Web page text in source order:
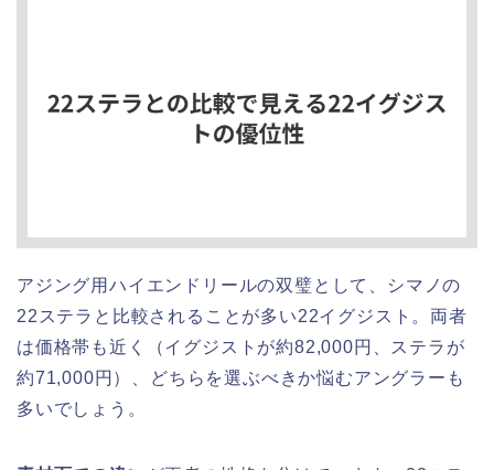
アジング用ハイエンドリールの双璧として、シマノの
22ステラと比較されることが多い22イグジスト。両者
は価格帯も近く（イグジストが約82,000円、ステラが
約71,000円）、どちらを選ぶべきか悩むアングラーも
多いでしょう。